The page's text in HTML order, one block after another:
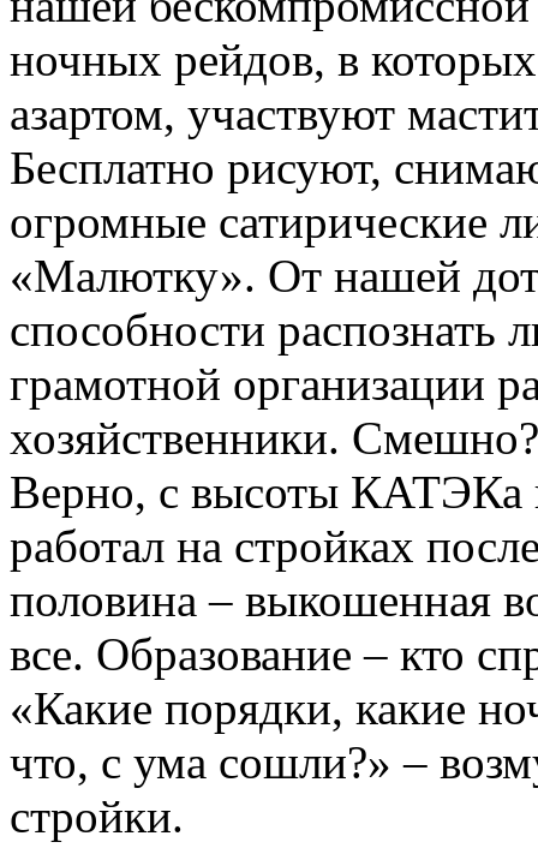
ночных рейдов, в
азартом, участвуют
Бесплатно рисуют,
огромные сатирические
«Малютку». От нашей
способности
грамотной организации
хозяйственники.
Верно, с высоты КАТЭКа
работал на стройках
половина – выкошенная
все. Образование – кто
«Какие порядки, какие
что, с ума сошли?» –
стройки.